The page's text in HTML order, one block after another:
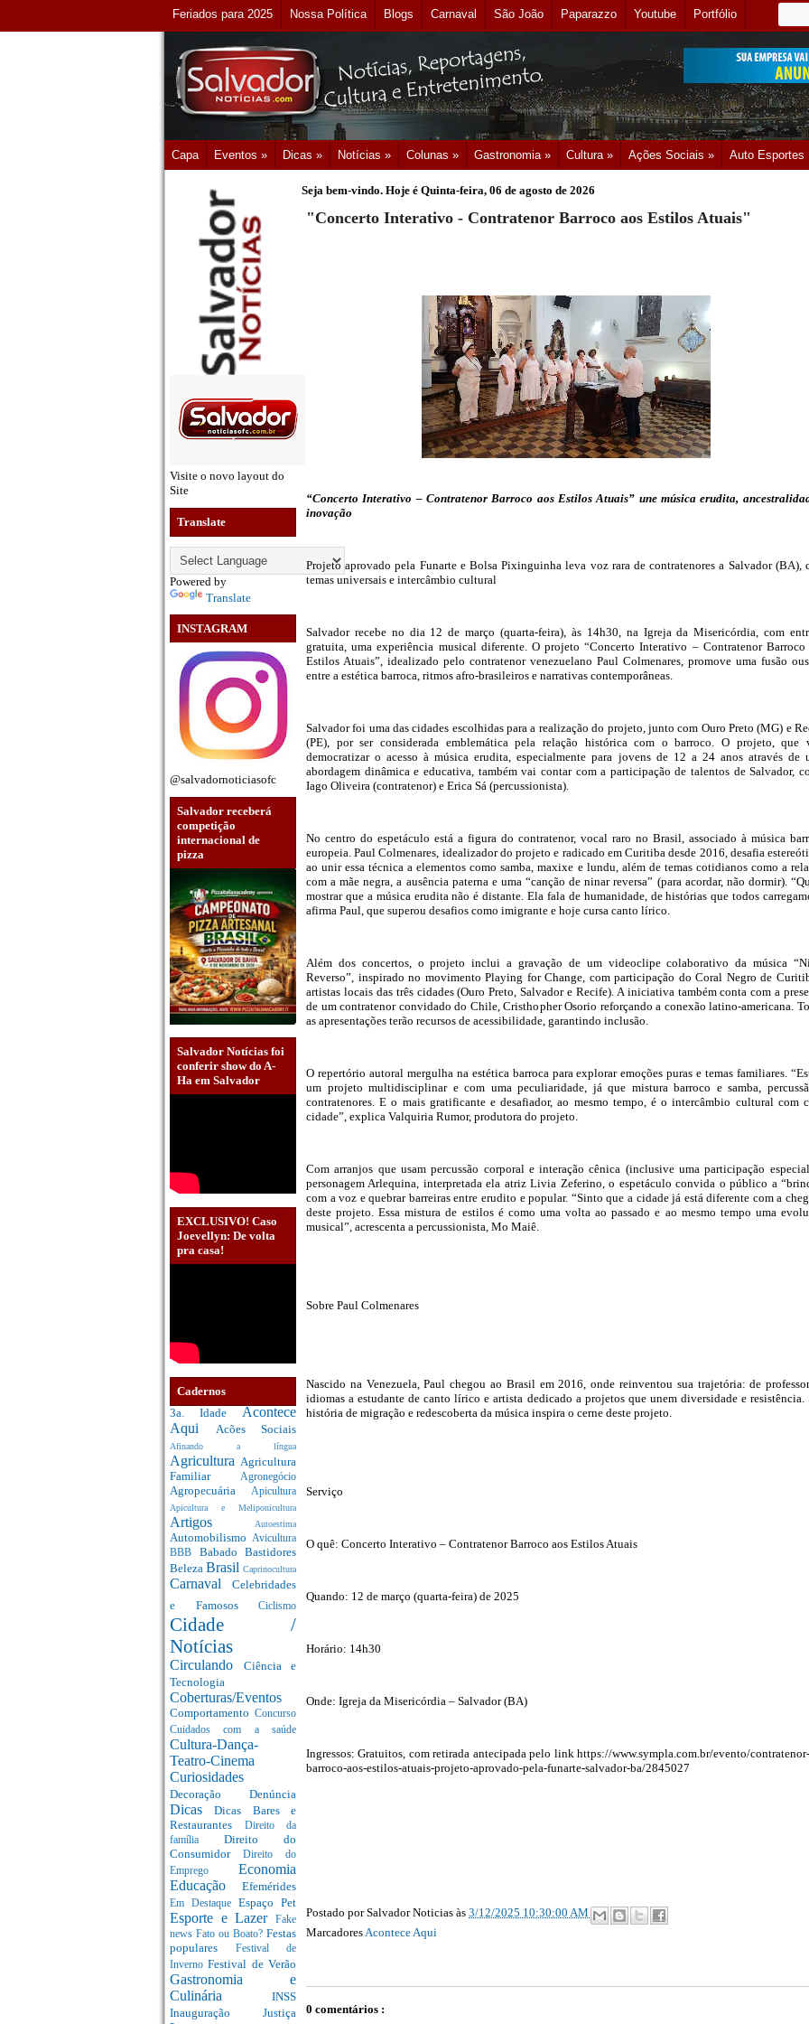
Feriados para 2025 Nossa Política Blogs Carnaval São João Paparazzo Youtube Portfólio
Capa Eventos » Dicas » Notícias » Colunas » Gastronomia » Cultura » Ações Sociais » Auto Esportes
Visite o novo layout do
Site
Translate
Powered by
Translate
INSTAGRAM
@salvadornoticiasofc
Salvador receberá
competição
internacional de
pizza
Salvador Notícias foi
conferir show do A-
Ha em Salvador
EXCLUSIVO! Caso
Joevellyn: De volta
pra casa!
Cadernos
3a. Idade Acontece
Aqui Acões Sociais
Afinando a língua
Agricultura Agricultura
Familiar Agronegócio
Agropecuária Apicultura
Apicultura e Meliponicultura
Artigos Autoestima
Automobilismo Avicultura
BBB Babado Bastidores
Beleza Brasil Caprinocultura
Carnaval Celebridades
e Famosos Ciclismo
Cidade /
Notícias
Circulando Ciência e
Tecnologia
Coberturas/Eventos
Comportamento Concurso
Cuidados com a saúde
Cultura-Dança-
Teatro-Cinema
Curiosidades
Decoração Denúncia
DicasDicas Bares e
Restaurantes
Direito da
família Direito do
Consumidor Direito do
Emprego Economia
Educação Efemérides
Em Destaque Espaço Pet
Esporte e Lazer
Fake
news Fato ou Boato? Festas
populares
Festival de
InvernoFestival de Verão
Gastronomia e
Culinária INSS
Inauguração Justiça
Seja bem-vindo. Hoje é Quinta-feira, 06 de agosto de 2026
"Concerto Interativo - Contratenor Barroco aos Estilos Atuais"
“Concerto Interativo – Contratenor Barroco aos Estilos Atuais” une música erudita,
inovação
Projeto aprovado pela Funarte e Bolsa Pixinguinha leva voz rara de contratenores a Salvador (BA),
temas universais e intercâmbio cultural
Salvador recebe no dia 12 de março (quarta-feira), às 14h30, na Igreja da Misericórdia, com
gratuita, uma experiência musical diferente. O projeto “Concerto Interativo – Contratenor Barroco
Estilos Atuais”, idealizado pelo contratenor venezuelano Paul Colmenares, promove uma fusão
entre a estética barroca, ritmos afro-brasileiros e narrativas contemporâneas.
Salvador foi uma das cidades escolhidas para a realização do projeto, junto com Ouro Preto (MG) e
(PE), por ser considerada emblemática pela relação histórica com o barroco. O projeto, que
democratizar o acesso à música erudita, especialmente para jovens de 12 a 24 anos através de
abordagem dinâmica e educativa, também vai contar com a participação de talentos de Salvador,
Iago Oliveira (contratenor) e Erica Sá (percussionista).
No centro do espetáculo está a figura do contratenor, vocal raro no Brasil, associado à música
europeia. Paul Colmenares, idealizador do projeto e radicado em Curitiba desde 2016, desafia
ao unir essa técnica a elementos como samba, maxixe e lundu, além de temas cotidianos como a
com a mãe negra, a ausência paterna e uma “canção de ninar reversa” (para acordar, não dormir).
mostrar que a música erudita não é distante. Ela fala de humanidade, de histórias que todos
afirma Paul, que superou desafios como imigrante e hoje cursa canto lírico.
Além dos concertos, o projeto inclui a gravação de um videoclipe colaborativo da música
Reverso”, inspirado no movimento Playing for Change, com participação do Coral Negro de
artistas locais das três cidades (Ouro Preto, Salvador e Recife). A iniciativa também conta com a
de um contratenor convidado do Chile, Cristhopher Osorio reforçando a conexão latino-americana.
as apresentações terão recursos de acessibilidade, garantindo inclusão.
O repertório autoral mergulha na estética barroca para explorar emoções puras e temas familiares.
um projeto multidisciplinar e com uma peculiaridade, já que mistura barroco e samba,
contratenores. E o mais gratificante e desafiador, ao mesmo tempo, é o intercâmbio cultural com
cidade”, explica Valquiria Rumor, produtora do projeto.
Com arranjos que usam percussão corporal e interação cênica (inclusive uma participação
personagem Arlequina, interpretada ela atriz Livia Zeferino, o espetáculo convida o público a
com a voz e quebrar barreiras entre erudito e popular. “Sinto que a cidade já está diferente com a
deste projeto. Essa mistura de estilos é como uma volta ao passado e ao mesmo tempo uma
musical”, acrescenta a percussionista, Mo Maiê.
Sobre Paul Colmenares
Nascido na Venezuela, Paul chegou ao Brasil em 2016, onde reinventou sua trajetória: de
idiomas a estudante de canto lírico e artista dedicado a projetos que unem diversidade e resistência.
história de migração e redescoberta da música inspira o cerne deste projeto.
Serviço
O quê: Concerto Interativo – Contratenor Barroco aos Estilos Atuais
Quando: 12 de março (quarta-feira) de 2025
Horário: 14h30
Onde: Igreja da Misericórdia – Salvador (BA)
Ingressos: Gratuitos, com retirada antecipada pelo link https://www.sympla.com.br/evento/
barroco-aos-estilos-atuais-projeto-aprovado-pela-funarte-salvador-ba/2845027
Postado porSalvador Noticias às 3/12/2025 10:30:00 AM
MarcadoresAcontece Aqui
0 comentários :